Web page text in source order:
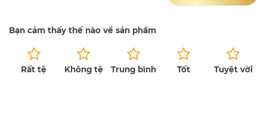
Bạn cảm thấy thế nào về sản phẩm
Rất tệ Không tệ Trung bình Tốt Tuyệt vời